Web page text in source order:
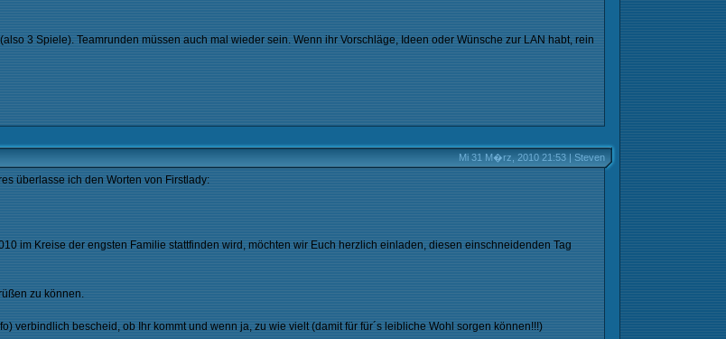
3 Spiele). Teamrunden müssen auch mal wieder sein. Wenn ihr Vorschläge, Ideen oder Wünsche zur LAN habt, rein
Mi 31 M�rz, 2010 21:53 | Steven
überlasse ich den Worten von Firstlady:
im Kreise der engsten Familie stattfinden wird, möchten wir Euch herzlich einladen, diesen einschneidenden Tag
zu können.
verbindlich bescheid, ob Ihr kommt und wenn ja, zu wie vielt (damit für für´s leibliche Wohl sorgen können!!!)